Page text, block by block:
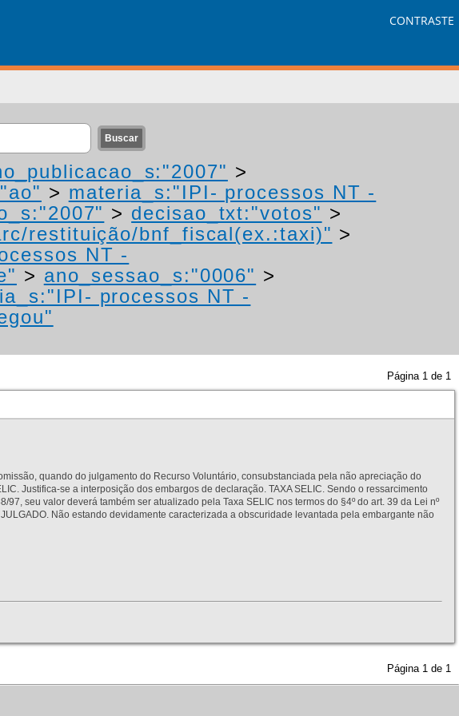
CONTRASTE
>
> materia_s:"IPI- processos NT -
> decisao_txt:"votos" >
restituição/bnf_fiscal(ex.:taxi)" >
NT -
> ano_sessao_s:"0006" >
processos NT -
Página 1 de 1
quando do julgamento do Recurso Voluntário, consubstanciada pela não apreciação do
Justifica-se a interposição dos embargos de declaração. TAXA SELIC. Sendo o ressarcimento
seu valor deverá também ser atualizado pela Taxa SELIC nos termos do §4º do art. 39 da Lei nº
Não estando devidamente caracterizada a obscuridade levantada pela embargante não
Página 1 de 1